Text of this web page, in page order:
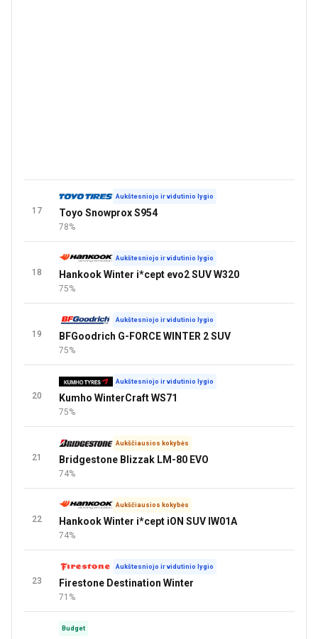
17
Aukštesniojo ir vidutinio lygio
Toyo Snowprox S954
78%
18
Aukštesniojo ir vidutinio lygio
Hankook Winter i*cept evo2 SUV W320
75%
19
Aukštesniojo ir vidutinio lygio
BFGoodrich G-FORCE WINTER 2 SUV
75%
20
Aukštesniojo ir vidutinio lygio
Kumho WinterCraft WS71
75%
21
Aukščiausios kokybės
Bridgestone Blizzak LM-80 EVO
74%
22
Aukščiausios kokybės
Hankook Winter i*cept iON SUV IW01A
74%
23
Aukštesniojo ir vidutinio lygio
Firestone Destination Winter
71%
Budget